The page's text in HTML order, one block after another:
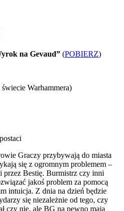
na Gevaud” (POBIERZ)
Warhammera)
Graczy przybywają do miasta
się z ogromnym problemem –
przez Bestię. Burmistrz czy inni
jakoś problem za pomocą
intuicja. Z dnia na dzień będzie
się niezależnie od tego, czy
czy nie, ale BG na pewno mają